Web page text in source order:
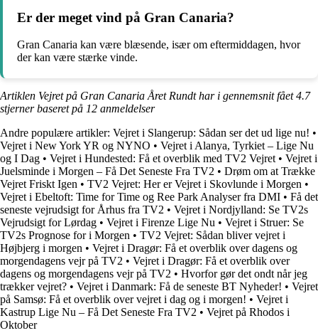
Er der meget vind på Gran Canaria?
Gran Canaria kan være blæsende, især om eftermiddagen, hvor
der kan være stærke vinde.
Artiklen Vejret på Gran Canaria Året Rundt har i gennemsnit fået4.7
stjerner baseret på 12 anmeldelser
Andre populære artikler: Vejret i Slangerup: Sådan ser det ud lige nu! •
Vejret i New York YR og NYNO • Vejret i Alanya, Tyrkiet – Lige Nu
og I Dag • Vejret i Hundested: Få et overblik med TV2 Vejret • Vejret i
Juelsminde i Morgen – Få Det Seneste Fra TV2 • Drøm om at Trække
Vejret Friskt Igen • TV2 Vejret: Her er Vejret i Skovlunde i Morgen •
Vejret i Ebeltoft: Time for Time og Ree Park Analyser fra DMI • Få det
seneste vejrudsigt for Århus fra TV2 • Vejret i Nordjylland: Se TV2s
Vejrudsigt for Lørdag • Vejret i Firenze Lige Nu • Vejret i Struer: Se
TV2s Prognose for i Morgen • TV2 Vejret: Sådan bliver vejret i
Højbjerg i morgen • Vejret i Dragør: Få et overblik over dagens og
morgendagens vejr på TV2 • Vejret i Dragør: Få et overblik over
dagens og morgendagens vejr på TV2 • Hvorfor gør det ondt når jeg
trækker vejret? • Vejret i Danmark: Få de seneste BT Nyheder! • Vejret
på Samsø: Få et overblik over vejret i dag og i morgen! • Vejret i
Kastrup Lige Nu – Få Det Seneste Fra TV2 • Vejret på Rhodos i
Oktober